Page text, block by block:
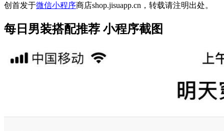
创首发于微信小程序商店shop.jisuapp.cn，转载请注明出处。
每日男装搭配推荐 小程序截图